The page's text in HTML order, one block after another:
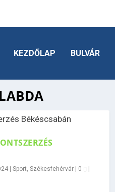
KEZDŐLAP BULVÁR
|Sport ,Székesfehérvár | 0 |